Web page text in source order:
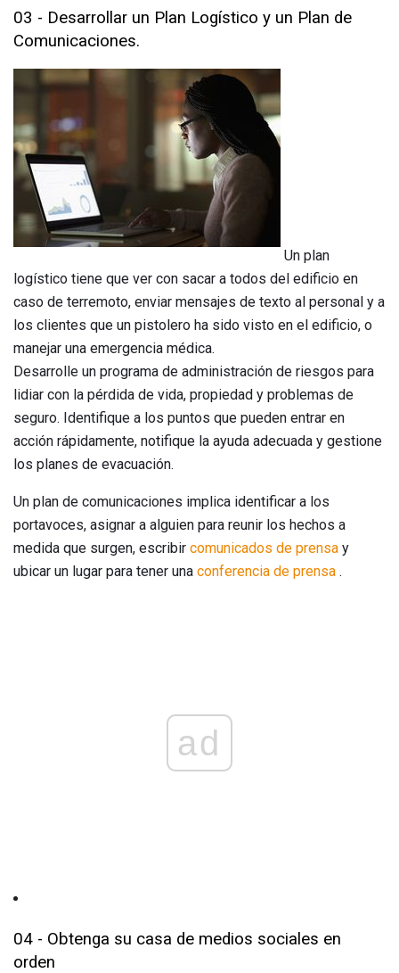
03 - Desarrollar un Plan Logístico y un Plan de
Comunicaciones.
Un plan
logístico tiene que ver con sacar a todos del edificio en
caso de terremoto, enviar mensajes de texto al personal y a
los clientes que un pistolero ha sido visto en el edificio, o
manejar una emergencia médica.
Desarrolle un programa de administración de riesgos para
lidiar con la pérdida de vida, propiedad y problemas de
seguro. Identifique a los puntos que pueden entrar en
acción rápidamente, notifique la ayuda adecuada y gestione
los planes de evacuación.
Un plan de comunicaciones implica identificar a los
portavoces, asignar a alguien para reunir los hechos a
medida que surgen, escribir comunicados de prensa y
ubicar un lugar para tener una conferencia de prensa .
ad
04 - Obtenga su casa de medios sociales en
orden